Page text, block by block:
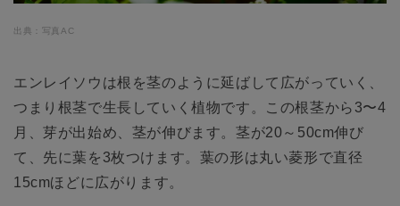
出典：写真AC
エンレイソウは根を茎のように延ばして広がっていく、
つまり根茎で生長していく植物です。この根茎から3〜4
月、芽が出始め、茎が伸びます。茎が20～50cm伸び
て、先に葉を3枚つけます。葉の形は丸い菱形で直径
15cmほどに広がります。